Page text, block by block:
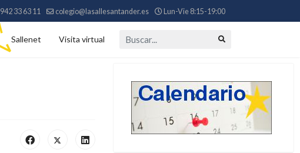
942 33 63 11 colegio@lasallesantander.es Lun-Vie 8:15-19:00
Sallenet Visita virtual Buscar...